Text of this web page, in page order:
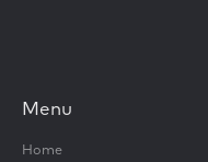
Menu
Home